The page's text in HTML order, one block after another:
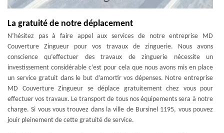
La gratuité de notre déplacement
N’hésitez pas à faire appel aux services de notre entreprise MD
Couverture Zingueur pour vos travaux de zinguerie. Nous avons
conscience qu’effectuer des travaux de zinguerie nécessite un
investissement considérable c’est pour cela que nous avons mis en place
un service gratuit dans le but d’amortir vos dépenses. Notre entreprise
MD Couverture Zingueur se déplace gratuitement chez vous pour
effectuer vos travaux. Le transport de tous nos équipements sera à notre
charge. Si vous vous trouvez dans la ville de Bursinel 1195, vous pouvez
jouir pleinement de cette gratuité de service.